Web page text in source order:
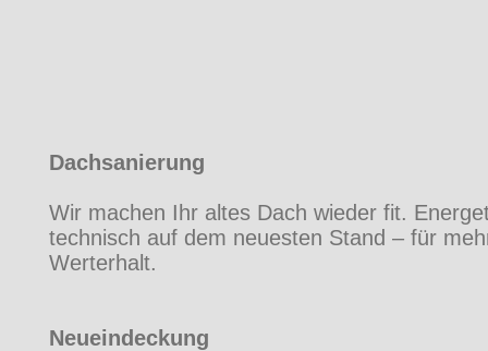
Dachsanierung
Wir machen Ihr altes Dach wieder fit.
technisch auf dem neuesten Stand – für
Werterhalt.
Neueindeckung